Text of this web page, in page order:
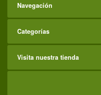
Navegación
Categorías
Visita nuestra tienda